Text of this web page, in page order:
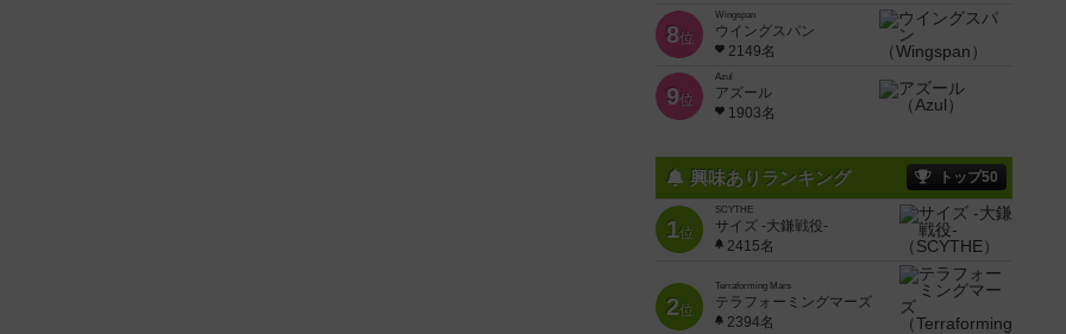
8位
Wingspan
ウイングスパン
2149名
9位
Azul
アズール
1903名
興味ありランキング トップ50
1位
SCYTHE
サイズ -大鎌戦役-
2415名
2位
Terraforming Mars
テラフォーミングマーズ
2394名